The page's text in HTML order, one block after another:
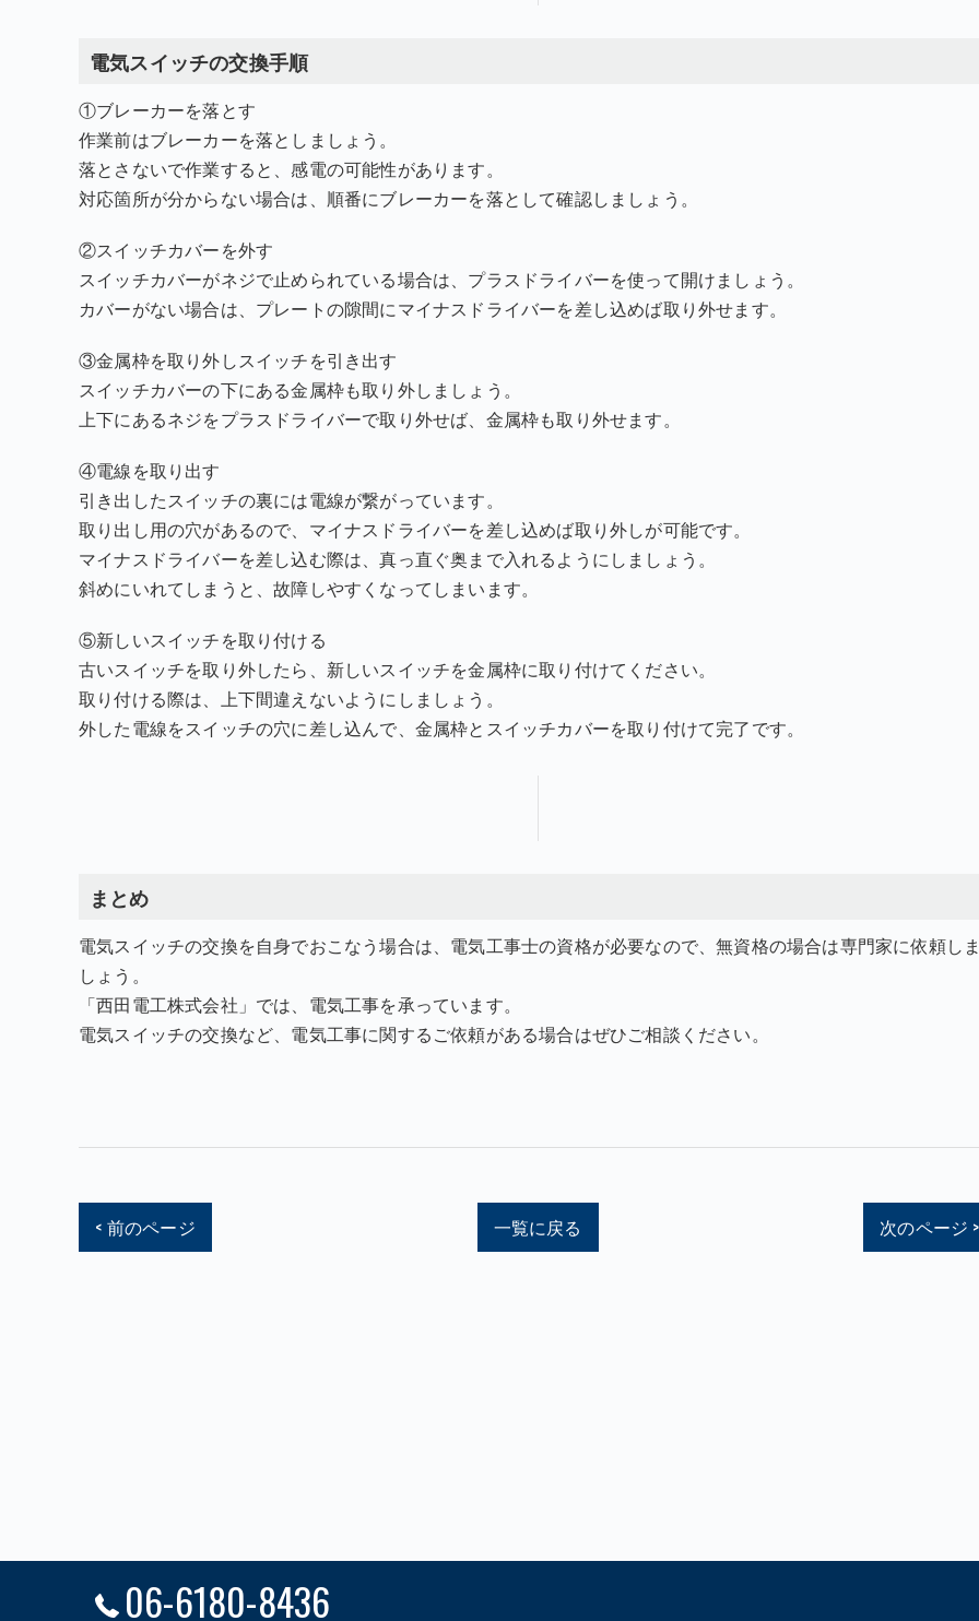
電気スイッチの交換手順
①ブレーカーを落とす
作業前はブレーカーを落としましょう。
落とさないで作業すると、感電の可能性があります。
対応箇所が分からない場合は、順番にブレーカーを落として確認しましょう。
②スイッチカバーを外す
スイッチカバーがネジで止められている場合は、プラスドライバーを使って開けましょう。
カバーがない場合は、プレートの隙間にマイナスドライバーを差し込めば取り外せます。
③金属枠を取り外しスイッチを引き出す
スイッチカバーの下にある金属枠も取り外しましょう。
上下にあるネジをプラスドライバーで取り外せば、金属枠も取り外せます。
④電線を取り出す
引き出したスイッチの裏には電線が繋がっています。
取り出し用の穴があるので、マイナスドライバーを差し込めば取り外しが可能です。
マイナスドライバーを差し込む際は、真っ直ぐ奥まで入れるようにしましょう。
斜めにいれてしまうと、故障しやすくなってしまいます。
⑤新しいスイッチを取り付ける
古いスイッチを取り外したら、新しいスイッチを金属枠に取り付けてください。
取り付ける際は、上下間違えないようにしましょう。
外した電線をスイッチの穴に差し込んで、金属枠とスイッチカバーを取り付けて完了です。
まとめ
電気スイッチの交換を自身でおこなう場合は、電気工事士の資格が必要なので、無資格の場合は専門家に依頼し
しょう。
「西田電工株式会社」では、電気工事を承っています。
電気スイッチの交換など、電気工事に関するご依頼がある場合はぜひご相談ください。
< 前のページ 一覧に戻る 次のページ >
06-6180-8436